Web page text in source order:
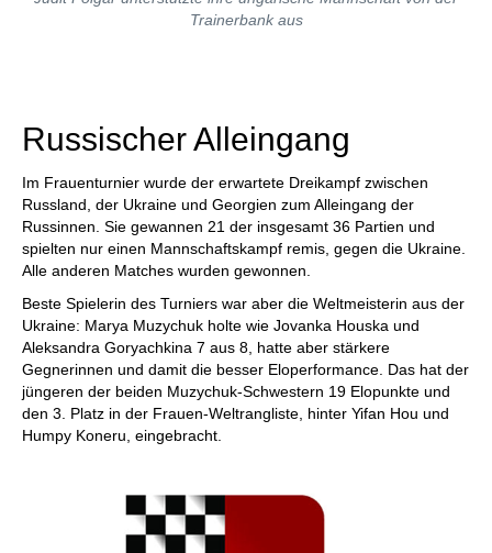
Trainerbank aus
Russischer Alleingang
Im Frauenturnier wurde der erwartete Dreikampf zwischen
Russland, der Ukraine und Georgien zum Alleingang der
Russinnen. Sie gewannen 21 der insgesamt 36 Partien und
spielten nur einen Mannschaftskampf remis, gegen die Ukraine.
Alle anderen Matches wurden gewonnen.
Beste Spielerin des Turniers war aber die Weltmeisterin aus der
Ukraine: Marya Muzychuk holte wie Jovanka Houska und
Aleksandra Goryachkina 7 aus 8, hatte aber stärkere
Gegnerinnen und damit die besser Eloperformance. Das hat der
jüngeren der beiden Muzychuk-Schwestern 19 Elopunkte und
den 3. Platz in der Frauen-Weltrangliste, hinter Yifan Hou und
Humpy Koneru, eingebracht.